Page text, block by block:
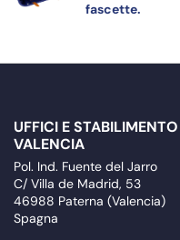
fascette.
UFFICI E STABILIMENTO
VALENCIA
Pol. Ind. Fuente del Jarro
C/ Villa de Madrid, 53
46988 Paterna (Valencia)
Spagna